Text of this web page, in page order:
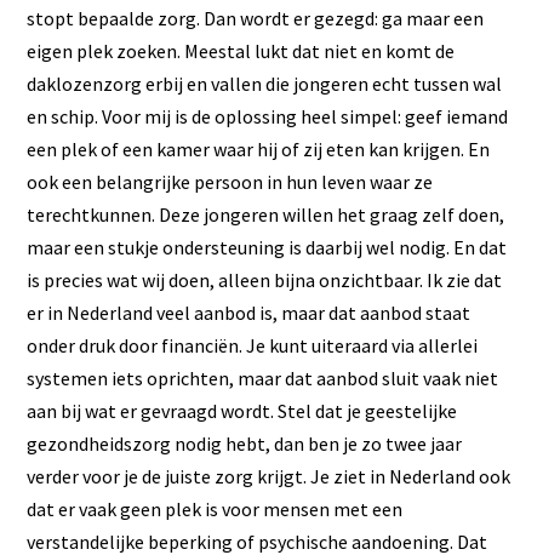
stopt bepaalde zorg. Dan wordt er gezegd: ga maar een
eigen plek zoeken. Meestal lukt dat niet en komt de
daklozenzorg erbij en vallen die jongeren echt tussen wal
en schip. Voor mij is de oplossing heel simpel: geef iemand
een plek of een kamer waar hij of zij eten kan krijgen. En
ook een belangrijke persoon in hun leven waar ze
terechtkunnen. Deze jongeren willen het graag zelf doen,
maar een stukje ondersteuning is daarbij wel nodig. En dat
is precies wat wij doen, alleen bijna onzichtbaar. Ik zie dat
er in Nederland veel aanbod is, maar dat aanbod staat
onder druk door financiën. Je kunt uiteraard via allerlei
systemen iets oprichten, maar dat aanbod sluit vaak niet
aan bij wat er gevraagd wordt. Stel dat je geestelijke
gezondheidszorg nodig hebt, dan ben je zo twee jaar
verder voor je de juiste zorg krijgt. Je ziet in Nederland ook
dat er vaak geen plek is voor mensen met een
verstandelijke beperking of psychische aandoening. Dat